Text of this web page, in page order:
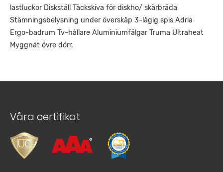
lastluckor Diskställ Täckskiva för diskho/ skärbräda
Stämningsbelysning under överskåp 3-lågig spis Adria
Ergo-badrum Tv-hållare Aluminiumfälgar Truma Ultraheat
Myggnät övre dörr.
Våra certifikat